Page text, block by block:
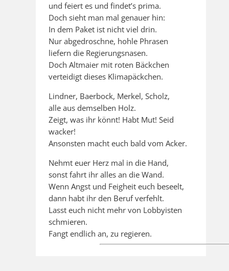
und feiert es und findet’s prima.
Doch sieht man mal genauer hin:
In dem Paket ist nicht viel drin.
Nur abgedroschne, hohle Phrasen
liefern die Regierungsnasen.
Doch Altmaier mit roten Bäckchen
verteidigt dieses Klimapäckchen.
Lindner, Baerbock, Merkel, Scholz,
alle aus demselben Holz.
Zeigt, was ihr könnt! Habt Mut! Seid
wacker!
Ansonsten macht euch bald vom Acker.
Nehmt euer Herz mal in die Hand,
sonst fahrt ihr alles an die Wand.
Wenn Angst und Feigheit euch beseelt,
dann habt ihr den Beruf verfehlt.
Lasst euch nicht mehr von Lobbyisten
schmieren.
Fangt endlich an, zu regieren.